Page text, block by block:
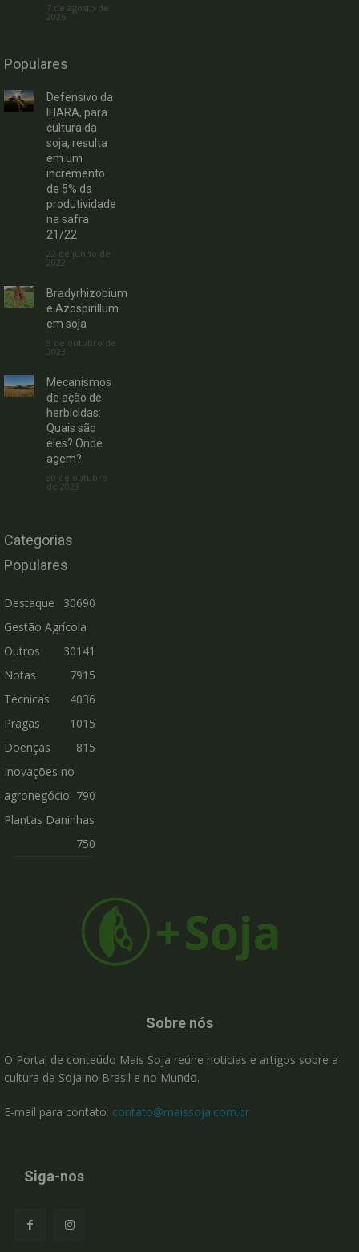
7 de agosto de
2026
Populares
Defensivo da
IHARA, para
cultura da
soja, resulta
em um
incremento
de 5% da
produtividade
na safra
21/22
22 de junho de
2022
Bradyrhizobium
e Azospirillum
em soja
3 de outubro de
2023
Mecanismos
de ação de
herbicidas:
Quais são
eles? Onde
agem?
30 de outubro
de 2023
Categorias
Populares
Destaque
30690
Gestão Agrícola
30141
Outros
7915
Notas
Técnicas
4036
Pragas
1015
Doenças
815
Inovações no
agronegócio 790
Plantas Daninhas
750
Sobre nós
O Portal de conteúdo Mais Soja reúne noticias e artigos sobre a
cultura da Soja no Brasil e no Mundo.
E-mail para contato: contato@maissoja.com.br
Siga-nos